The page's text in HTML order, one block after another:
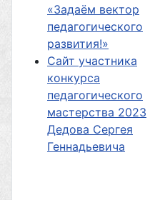
«Задаём вектор
педагогического
развития!»
Сайт участника
конкурса
педагогического
мастерства 2023
Дедова Сергея
Геннадьевича